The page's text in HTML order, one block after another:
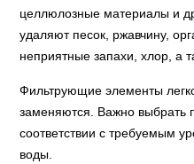
целлюлозные материалы и
удаляют песок, ржавчину,
неприятные запахи, хлор, а
Фильтрующие элементы
заменяются. Важно выбрать
соответствии с требуемым
воды.